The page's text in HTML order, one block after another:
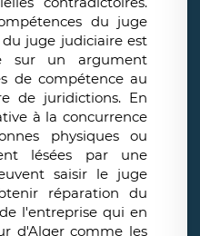
du juge
juge judiciaire est
sur un argument
de compétence au
de juridictions. En
à la concurrence
physiques ou
lésées par une
saisir le juge
réparation du
l'entreprise qui en
d'Alger comme les